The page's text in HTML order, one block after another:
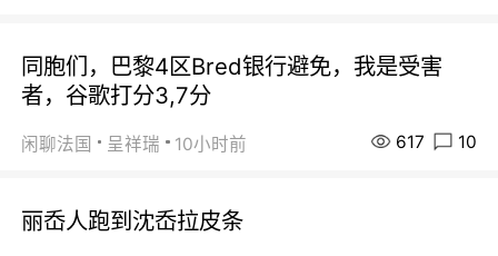
同胞们，巴黎4区Bred银行避免，我是受害
者，谷歌打分3,7分
闲聊法国 呈祥瑞 10小时前 617 10
丽岙人跑到沈岙拉皮条